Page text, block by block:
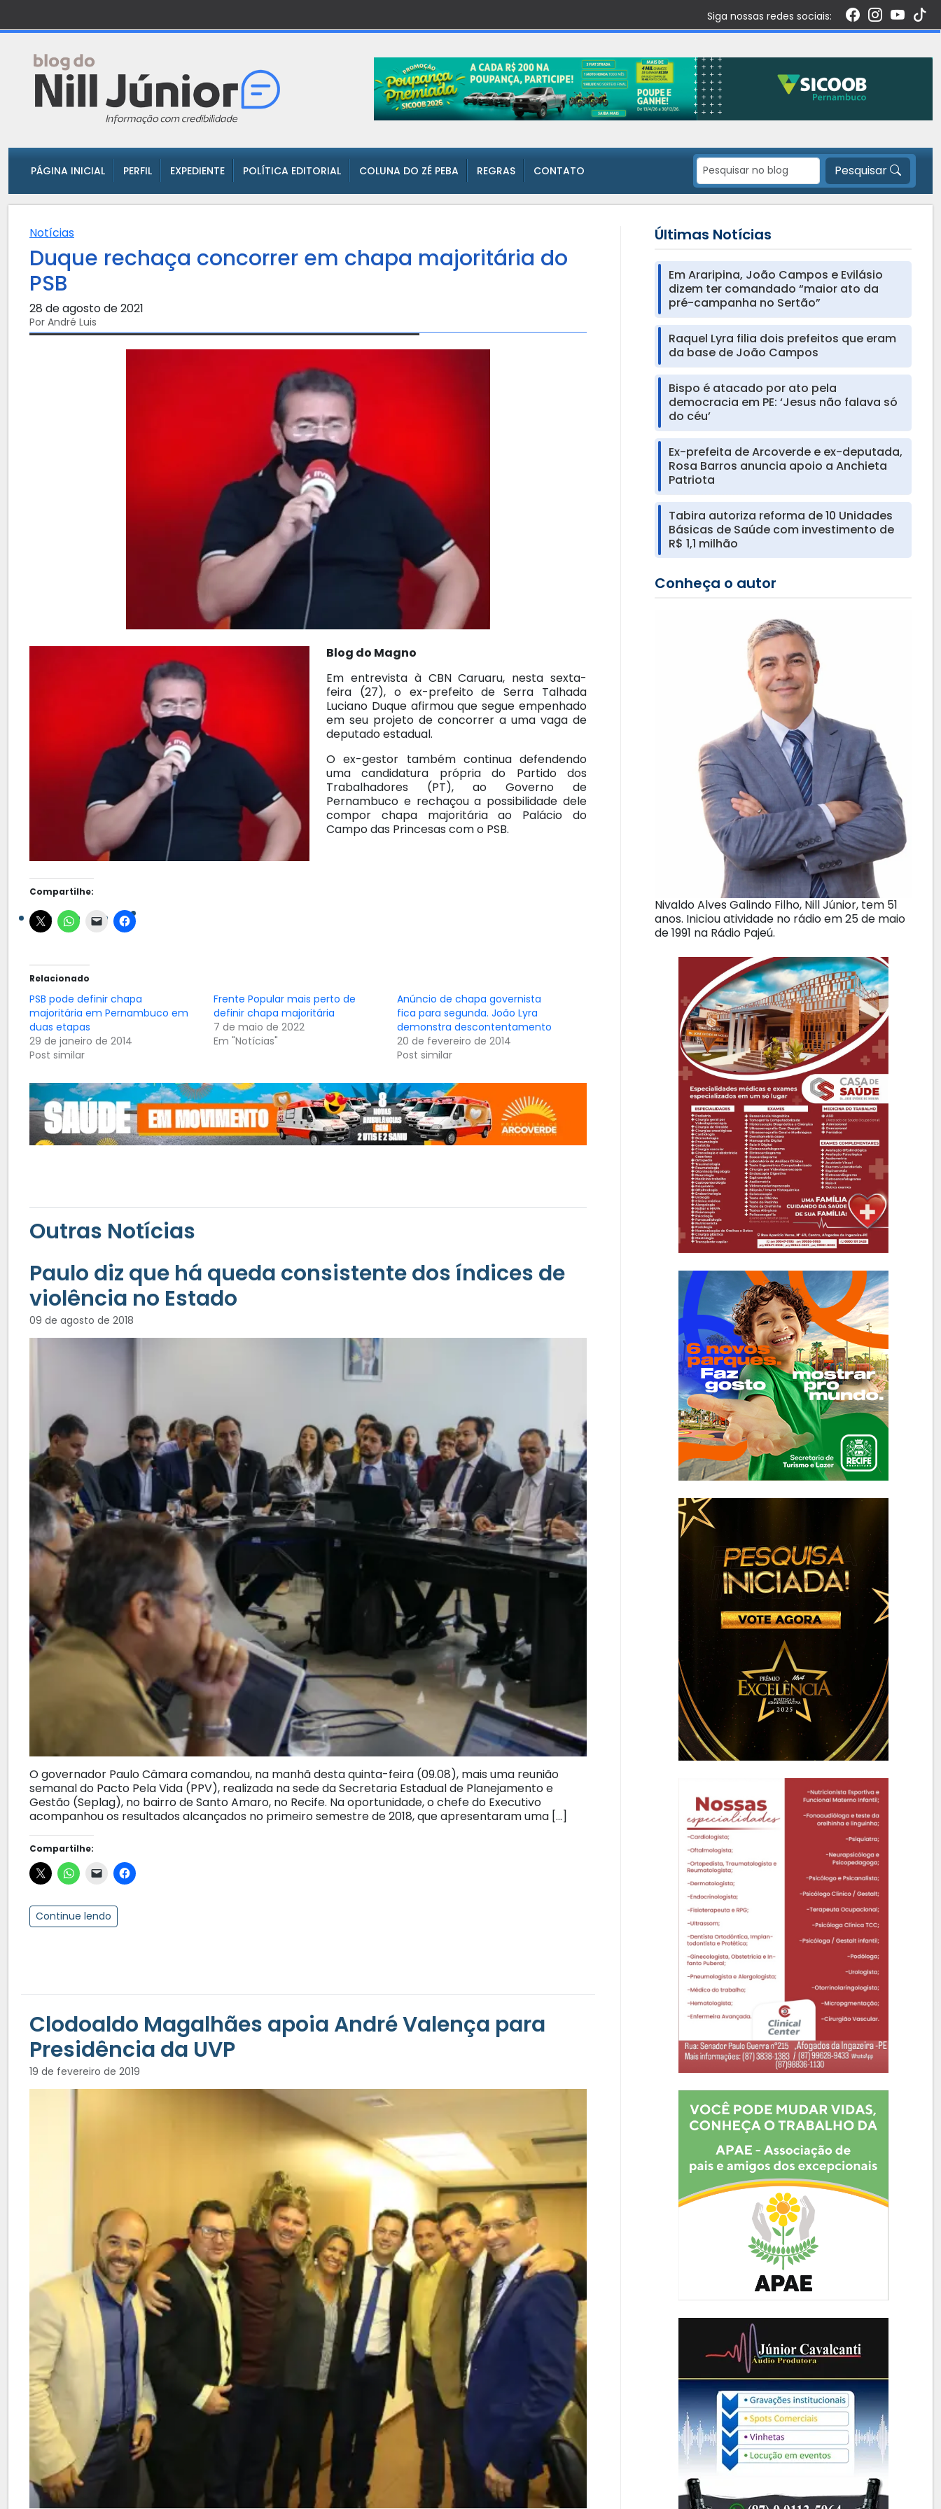
Siga nossas redes sociais:
PÁGINA INICIAL PERFIL EXPEDIENTE POLÍTICA EDITORIAL COLUNA DO ZÉ PEBA REGRAS CONTATO Pesquisar
Notícias
Duque rechaça concorrer em chapa majoritária do
PSB
28 de agosto de 2021
Por André Luis
Blog do Magno
Em entrevista à CBN Caruaru, nesta sexta-
feira (27), o ex-prefeito de Serra Talhada
Luciano Duque afirmou que segue empenhado
em seu projeto de concorrer a uma vaga de
deputado estadual.
O ex-gestor também continua defendendo
uma candidatura própria do Partido dos
Trabalhadores (PT), ao Governo de
Pernambuco e rechaçou a possibilidade dele
compor chapa majoritária ao Palácio do
Campo das Princesas com o PSB.
Compartilhe:
Relacionado
PSB pode definir chapa
majoritária em Pernambuco em
duas etapas
29 de janeiro de 2014
Post similar
Frente Popular mais perto de
definir chapa majoritária
7 de maio de 2022
Em "Notícias"
Anúncio de chapa governista
fica para segunda. João Lyra
demonstra descontentamento
20 de fevereiro de 2014
Post similar
Outras Notícias
Paulo diz que há queda consistente dos índices de
violência no Estado
09 de agosto de 2018
O governador Paulo Câmara comandou, na manhã desta quinta-feira (09.08), mais uma reunião
semanal do Pacto Pela Vida (PPV), realizada na sede da Secretaria Estadual de Planejamento e
Gestão (Seplag), no bairro de Santo Amaro, no Recife. Na oportunidade, o chefe do Executivo
acompanhou os resultados alcançados no primeiro semestre de 2018, que apresentaram uma […]
Compartilhe:
Continue lendo
Clodoaldo Magalhães apoia André Valença para
Presidência da UVP
19 de fevereiro de 2019
Últimas Notícias
Em Araripina, João Campos e Evilásio
dizem ter comandado “maior ato da
pré-campanha no Sertão”
Raquel Lyra filia dois prefeitos que eram
da base de João Campos
Bispo é atacado por ato pela
democracia em PE: ‘Jesus não falava só
do céu’
Ex-prefeita de Arcoverde e ex-deputada,
Rosa Barros anuncia apoio a Anchieta
Patriota
Tabira autoriza reforma de 10 Unidades
Básicas de Saúde com investimento de
R$ 1,1 milhão
Conheça o autor
Nivaldo Alves Galindo Filho, Nill Júnior, tem 51
anos. Iniciou atividade no rádio em 25 de maio
de 1991 na Rádio Pajeú.